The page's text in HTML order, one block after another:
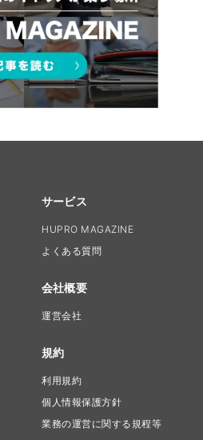
サービス
HUPRO MAGAZINE
よくある質問
会社概要
運営会社
規約
利用規約
個人情報保護方針
業務の運営に関する規程等